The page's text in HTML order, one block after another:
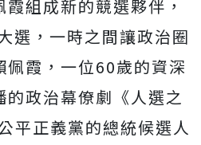
組成新的競選夥伴，
選，一時之間讓政治圈
霞，一位60歲的資深
政治幕僚劇《人選之
平正義黨的總統候選人